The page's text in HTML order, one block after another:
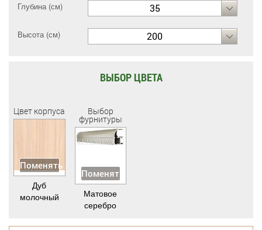
Глубина (см) 35
Высота (см) 200
ВЫБОР ЦВЕТА
Цвет корпуса
Поменять
Дуб
молочный
Выбор
фурнитуры
Поменять
Матовое
серебро